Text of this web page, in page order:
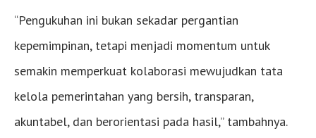
“Pengukuhan ini bukan sekadar pergantian
kepemimpinan, tetapi menjadi momentum untuk
semakin memperkuat kolaborasi mewujudkan tata
kelola pemerintahan yang bersih, transparan,
akuntabel, dan berorientasi pada hasil,” tambahnya.